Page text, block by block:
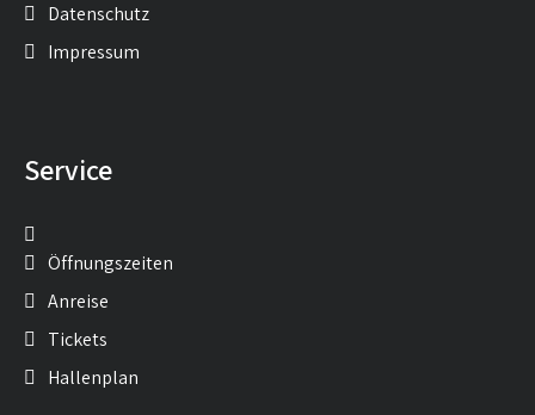
Datenschutz
Impressum
Service
Öffnungszeiten
Anreise
Tickets
Hallenplan